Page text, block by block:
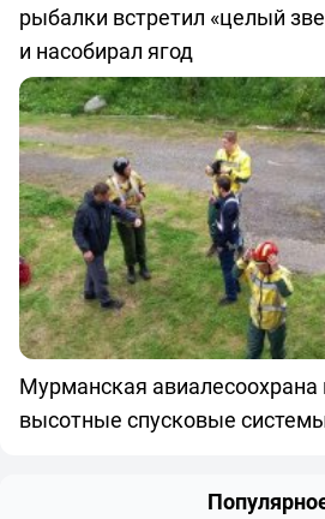
рыбалки встретил «целый
и насобирал ягод
Мурманская
высотные спусковые